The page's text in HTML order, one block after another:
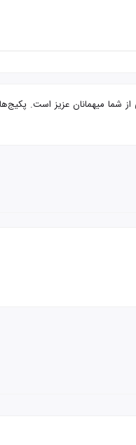
صبحانه بوفه و پرسنلی مجرب آماده پذیرایی از